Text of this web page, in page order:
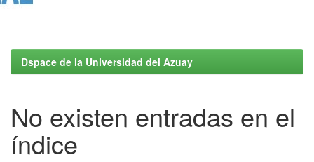
Dspace de la Universidad del Azuay
No existen entradas en el
índice